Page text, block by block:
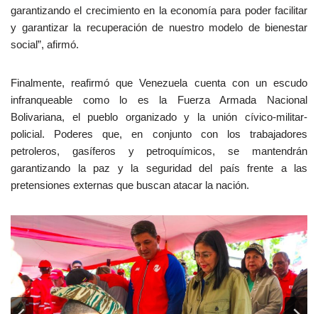
garantizando el crecimiento en la economía para poder facilitar
y garantizar la recuperación de nuestro modelo de bienestar
social”, afirmó.
Finalmente, reafirmó que Venezuela cuenta con un escudo
infranqueable como lo es la Fuerza Armada Nacional
Bolivariana, el pueblo organizado y la unión cívico-militar-
policial. Poderes que, en conjunto con los trabajadores
petroleros, gasíferos y petroquímicos, se mantendrán
garantizando la paz y la seguridad del país frente a las
pretensiones externas que buscan atacar la nación.